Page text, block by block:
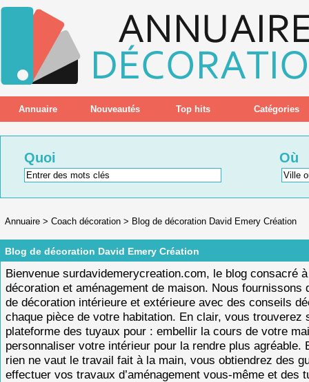
Annuaire Nouveautés Top hits Catégories
Quoi Où
Annuaire > Coach décoration > Blog de décoration David Emery Création
Blog de décoration David Emery Création
Bienvenue surdavidemerycreation.com, le blog consacré
décoration et aménagement de maison. Nous fournissons
de décoration intérieure et extérieure avec des conseils
chaque pièce de votre habitation. En clair, vous trouverez
plateforme des tuyaux pour : embellir la cours de votre
personnaliser votre intérieur pour la rendre plus agréable.
rien ne vaut le travail fait à la main, vous obtiendrez des
effectuer vos travaux d’aménagement vous-même et des